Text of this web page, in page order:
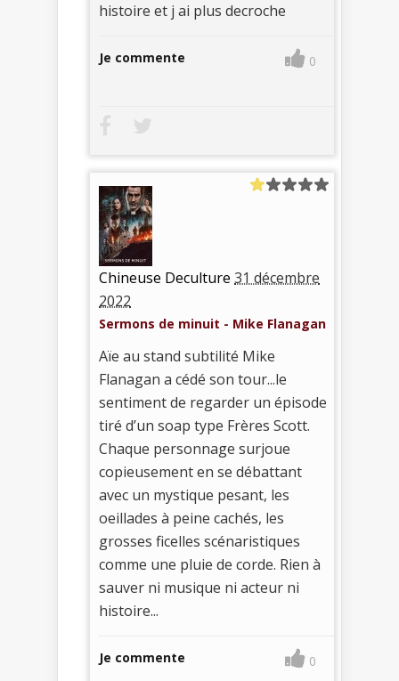
histoire et j ai plus decroche
Je commente 0
Chineuse Deculture 31 décembre
2022
Sermons de minuit - Mike Flanagan
Aïe au stand subtilité Mike
Flanagan a cédé son tour...le
sentiment de regarder un épisode
tiré d’un soap type Frères Scott.
Chaque personnage surjoue
copieusement en se débattant
avec un mystique pesant, les
oeillades à peine cachés, les
grosses ficelles scénaristiques
comme une pluie de corde. Rien à
sauver ni musique ni acteur ni
histoire...
Je commente 0